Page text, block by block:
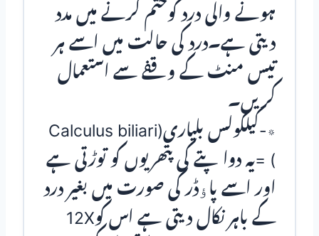
ہونے والی درد کوختم کرنے میں مدد
دیتی ہے۔درد کی حالت میں اسے ہر
تیس منٹ کے وقفے سے استعمال
کریں۔
٭-کیلکولس بلیاری(Calculus biliari
) =یہ دوا پتے کی پتھریوں کو توڑتی ہے
اور اسے پاﺅڈر کی صورت میں بغیر درد
کے باہر نکال دیتی ہے اس کو12X